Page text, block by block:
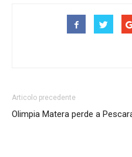
Articolo precedente
Olimpia Matera perde a